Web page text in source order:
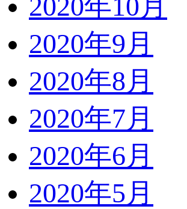
2020年10月
2020年9月
2020年8月
2020年7月
2020年6月
2020年5月